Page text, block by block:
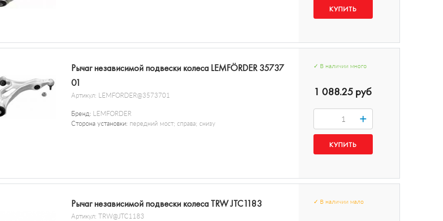
Рычаг независимой подвески колеса LEMFÖRDER 35737
01
Артикул: LEMFORDER@3573701
Бренд: LEMFORDER
Сторона установки: передний мост; справа; снизу
✓ В наличии много
1 088.25 руб
+
Рычаг независимой подвески колеса TRW JTC1183
Артикул: TRW@JTC1183
✓ В наличии мало